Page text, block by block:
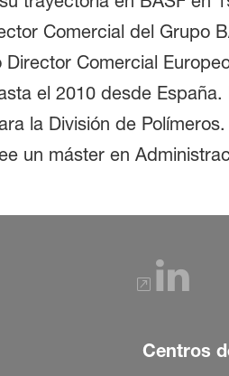
Comercial del Grupo
Director Comercial
el 2010 desde
la División de
un máster en
Centros